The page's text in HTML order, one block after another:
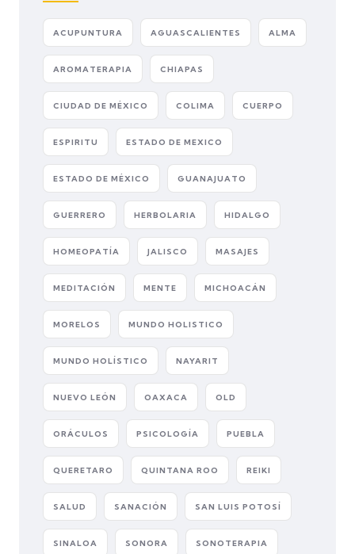
ACUPUNTURA AGUASCALIENTES ALMA
AROMATERAPIA CHIAPAS
CIUDAD DE MÉXICO COLIMA CUERPO
ESPIRITU ESTADO DE MEXICO
ESTADO DE MÉXICO GUANAJUATO
GUERRERO HERBOLARIA HIDALGO
HOMEOPATÍA JALISCO MASAJES
MEDITACIÓN MENTE MICHOACÁN
MORELOS MUNDO HOLISTICO
MUNDO HOLÍSTICO NAYARIT
NUEVO LEÓN OAXACA OLD
ORÁCULOS PSICOLOGÍA PUEBLA
QUERETARO QUINTANA ROO REIKI
SALUD SANACIÓN SAN LUIS POTOSÍ
SINALOA SONORA SONOTERAPIA